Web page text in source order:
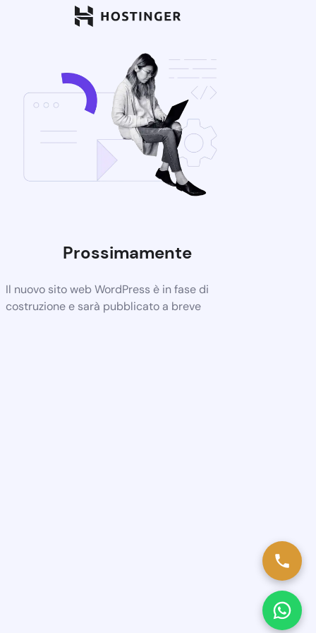
Prossimamente
Il nuovo sito web WordPress è in fase di
costruzione e sarà pubblicato a breve